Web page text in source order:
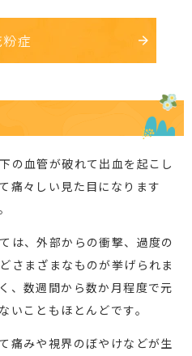
粉症
の血管が破れて出血を起こし
痛々しい見た目になります
は、外部からの衝撃、過度の
さまざまなものが挙げられま
、数週間から数か月程度で元
いこともほとんどです。
痛みや視界のぼやけなどが生